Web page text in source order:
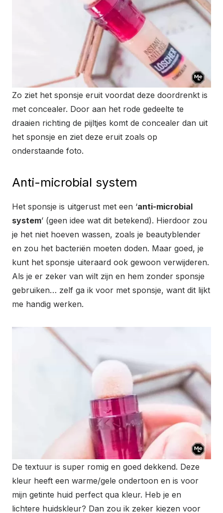
Zo ziet het sponsje eruit voordat deze doordrenkt is
met concealer. Door aan het rode gedeelte te
draaien richting de pijltjes komt de concealer dan uit
het sponsje en ziet deze eruit zoals op
onderstaande foto.
Anti-microbial system
Het sponsje is uitgerust met een ‘anti-microbial
system’ (geen idee wat dit betekend). Hierdoor zou
je het niet hoeven wassen, zoals je beautyblender
en zou het bacteriën moeten doden. Maar goed, je
kunt het sponsje uiteraard ook gewoon verwijderen.
Als je er zeker van wilt zijn en hem zonder sponsje
gebruiken… zelf ga ik voor met sponsje, want dit lijkt
me handig werken.
De textuur is super romig en goed dekkend. Deze
kleur heeft een warme/gele ondertoon en is voor
mijn getinte huid perfect qua kleur. Heb je en
lichtere huidskleur? Dan zou ik zeker kiezen voor